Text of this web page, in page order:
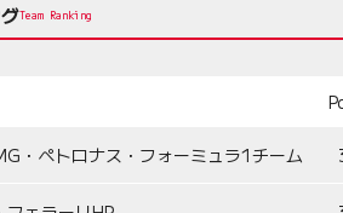
Team Ranking
・ペトロナス・フォーミュラ1チーム